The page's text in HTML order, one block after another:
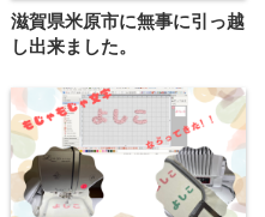
滋賀県米原市に無事に引っ越
し出来ました。